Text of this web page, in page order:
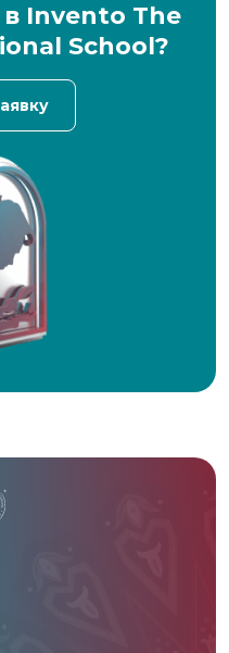
в Invento The
School?